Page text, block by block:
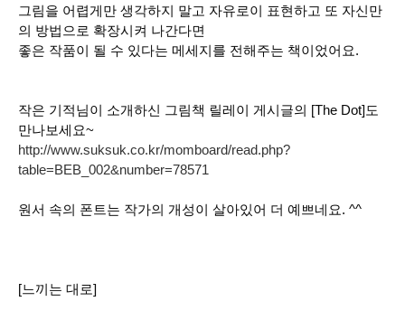
그림을 어렵게만 생각하지 말고 자유로이 표현하고 또 자신만
의 방법으로 확장시켜 나간다면
좋은 작품이 될 수 있다는 메세지를 전해주는 책이었어요.
작은 기적님이 소개하신 그림책 릴레이 게시글의 [The Dot]도
만나보세요~
http://www.suksuk.co.kr/momboard/read.php?
table=BEB_002&number=78571
원서 속의 폰트는 작가의 개성이 살아있어 더 예쁘네요. ^^
[느끼는 대로]